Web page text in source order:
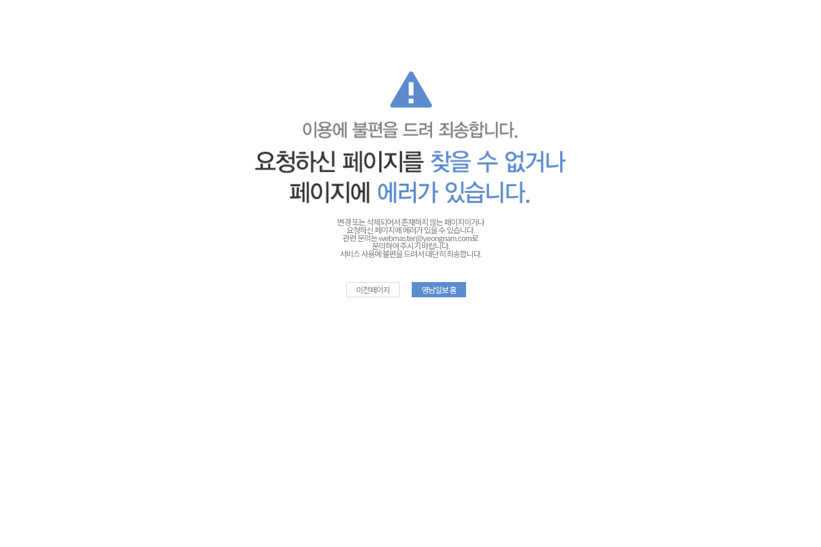
변경 또는 삭제되어서 존재하지 않는 페이지이거나
요청하신 페이지에 에러가 있을 수 있습니다.
관련 문의는webmaster@yeongnam.com로
문의하여 주시기 바랍니다.
서비스 사용에 불편을 드려서 대단히 죄송합니다.
이전페이지 영남일보 홈